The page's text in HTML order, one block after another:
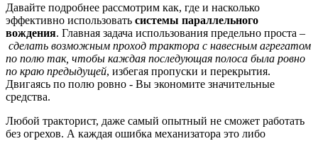
Давайте подробнее рассмотрим как, где и насколько
эффективно использовать системы параллельного
вождения. Главная задача использования предельно проста –
сделать возможным проход трактора с навесным агрегатом
по полю так, чтобы каждая последующая полоса была ровно
по краю предыдущей, избегая пропуски и перекрытия.
Двигаясь по полю ровно - Вы экономите значительные
средства.
Любой тракторист, даже самый опытный не сможет работать
без огрехов. А каждая ошибка механизатора это либо